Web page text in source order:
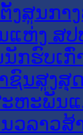
ງສູນກາ
ແຫ່ງ ສປ
ກຮົບເກົ່
ຊົນສູງສຸ
ຫະພັນ
ວລາວສ້